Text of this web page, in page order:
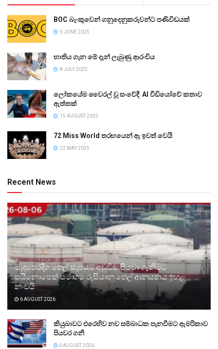
BOC බැංකුවෙන් ගනුදෙනුකරුවන්ට පණිවිඩයක්
5 JUNE 2025
භාතිය ගැන මේ දැන් ලැබුණු ආරංචිය
8 JULY 2025
ලෝකයේම වෛරල් වූ සංවේදී AI වීඩියෝවේ කතාව
ඇත්තක්
15 AUGUST 2025
72 Miss World තරඟයෙන් ඈ ඉවත් වෙයි
22 MAY 2025
Recent News
මැදපෙරදිග තෙල් සැපයුම අඩුවීම පියවා ගැනීමට
සයිනොපෙක් සමාගම රුසියානු තෙල් ආනයනය ඉහළ
නංවයි
6 AUGUST 2026
කියුබාවට එරෙහිව නව සම්බාධක පැනවීමට ඇමරිකාව
පියවර ගනී
6 AUGUST 2026